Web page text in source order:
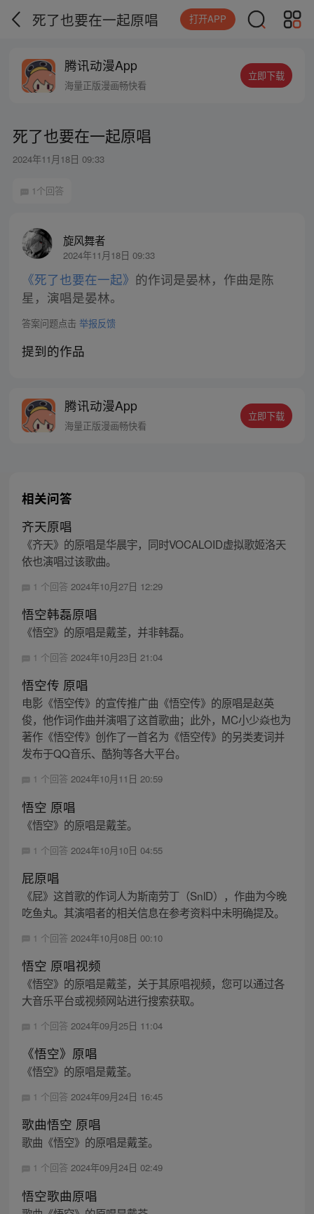
死了也要在一起原唱 打开APP
腾讯动漫App
海量正版漫画畅快看
立即下载
死了也要在一起原唱
2024年11月18日 09:33
1个回答
旋风舞者
2024年11月18日 09:33
《死了也要在一起》 的作词是晏林，作曲是陈
星，演唱是晏林。
答案问题点击 举报反馈
提到的作品
腾讯动漫App
海量正版漫画畅快看
立即下载
相关问答
齐天原唱
《齐天》的原唱是华晨宇，同时VOCALOID虚拟歌姬洛天
依也演唱过该歌曲。
1 个回答 2024年10月27日 12:29
悟空韩磊原唱
《悟空》的原唱是戴荃，并非韩磊。
1 个回答 2024年10月23日 21:04
悟空传 原唱
电影《悟空传》的宣传推广曲《悟空传》的原唱是赵英
俊，他作词作曲并演唱了这首歌曲；此外，MC小少焱也为
著作《悟空传》创作了一首名为《悟空传》的另类麦词并
发布于QQ音乐、酷狗等各大平台。
1 个回答 2024年10月11日 20:59
悟空 原唱
《悟空》的原唱是戴荃。
1 个回答 2024年10月10日 04:55
屁原唱
《屁》这首歌的作词人为斯南劳丁（SnlD），作曲为今晚
吃鱼丸。其演唱者的相关信息在参考资料中未明确提及。
1 个回答 2024年10月08日 00:10
悟空 原唱视频
《悟空》的原唱是戴荃，关于其原唱视频，您可以通过各
大音乐平台或视频网站进行搜索获取。
1 个回答 2024年09月25日 11:04
《悟空》原唱
《悟空》的原唱是戴荃。
1 个回答 2024年09月24日 16:45
歌曲悟空 原唱
歌曲《悟空》的原唱是戴荃。
1 个回答 2024年09月24日 02:49
悟空歌曲原唱